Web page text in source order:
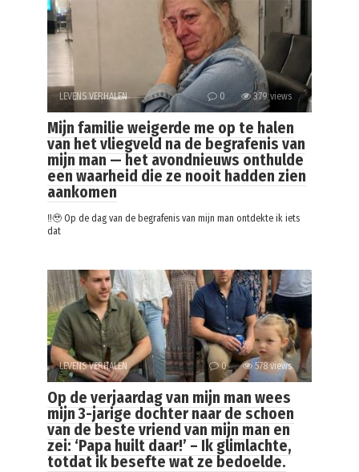
LEVENS VERHALEN 0 379 views
Mijn familie weigerde me op te halen
van het vliegveld na de begrafenis van
mijn man — het avondnieuws onthulde
een waarheid die ze nooit hadden zien
aankomen
‼️🥹 Op de dag van de begrafenis van mijn man ontdekte ik iets
dat
LEVENS VERHALEN 0 578 views
Op de verjaardag van mijn man wees
mijn 3-jarige dochter naar de schoen
van de beste vriend van mijn man en
zei: ‘Papa huilt daar!’ – Ik glimlachte,
totdat ik besefte wat ze bedoelde.